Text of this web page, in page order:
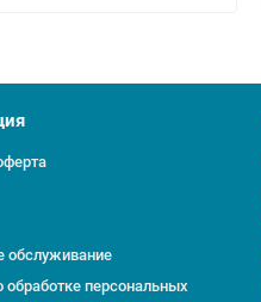
обслуживание
обработке персональных